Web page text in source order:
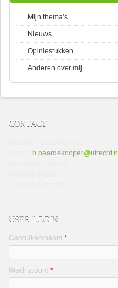
Mijn thema's
Nieuws
Opiniestukken
Anderen over mij
CONTACT
b.paardekooper@utrecht.nl
USER LOGIN
Gebruikersnaam *
Wachtwoord *